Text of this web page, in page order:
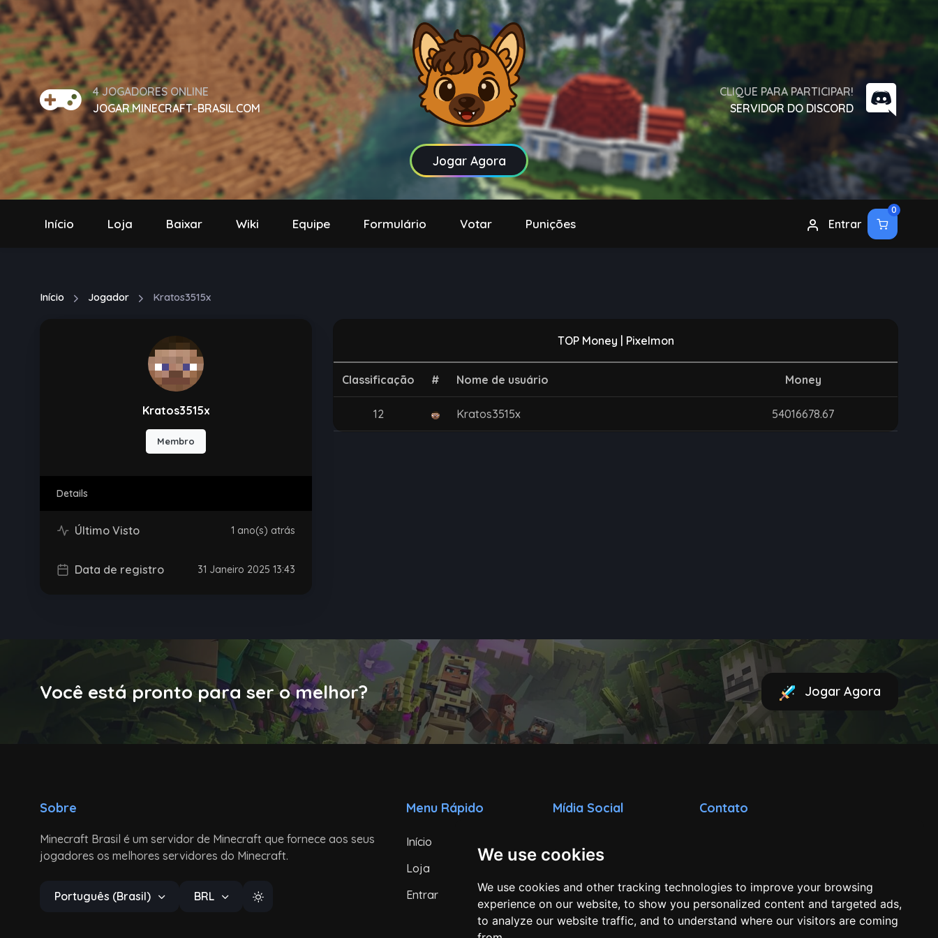
We use cookies
We use cookies and other tracking technologies to improve your browsing
experience on our website, to show you personalized content and targeted ads,
to analyze our website traffic, and to understand where our visitors are coming
4 JOGADORES ONLINE
JOGAR.MINECRAFT-BRASIL.COM
Jogar Agora
CLIQUE PARA PARTICIPAR!
SERVIDOR DO DISCORD
Entrar
0
Início Loja Baixar Wiki Equipe Formulário Votar Punições
Início Jogador Kratos3515x
Kratos3515x
Membro
Details
Último Visto 1 ano(s) atrás
Data de registro 31 Janeiro 2025 13:43
TOP Money | Pixelmon
Classificação # Nome de usuário Money
12 Kratos3515x 54016678.67
Você está pronto para ser o melhor? Jogar Agora
Sobre
Minecraft Brasil é um servidor de Minecraft que fornece aos seus
jogadores os melhores servidores do Minecraft.
Português (Brasil) BRL
Menu Rápido
Início
Loja
Entrar
Mídia Social
Youtube
Discord
Contato